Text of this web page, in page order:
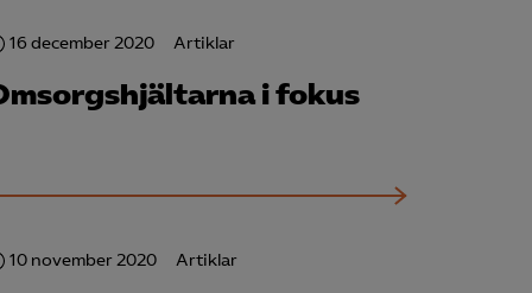
att kunna
16 december 2020 Artiklar
i fokus
10 november 2020 Artiklar